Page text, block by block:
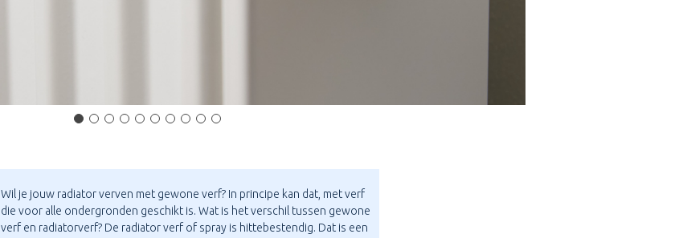
Wil je jouw radiator verven met gewone verf? In principe kan dat, met verf
die voor alle ondergronden geschikt is. Wat is het verschil tussen gewone
verf en radiatorverf? De radiator verf of spray is hittebestendig. Dat is een